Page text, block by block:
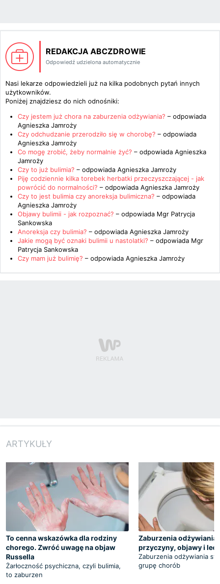
REDAKCJA ABCZDROWIE
Odpowiedź udzielona automatycznie
Nasi lekarze odpowiedzieli już na kilka podobnych pytań innych
użytkowników.
Poniżej znajdziesz do nich odnośniki:
Czy jestem już chora na zaburzenia odżywiania? – odpowiada
Agnieszka Jamroży
Czy odchudzanie przerodziło się w chorobę? – odpowiada
Agnieszka Jamroży
Co mogę zrobić, żeby normalnie żyć? – odpowiada Agnieszka
Jamroży
Czy to już bulimia? – odpowiada Agnieszka Jamroży
Piję codziennie kilka torebek herbatki przeczyszczającej - jak
powrócić do normalności? – odpowiada Agnieszka Jamroży
Czy to jest bulimia czy anoreksja bulimiczna? – odpowiada
Agnieszka Jamroży
Objawy bulimii - jak rozpoznać? – odpowiada Mgr Patrycja
Sankowska
Anoreksja czy bulimia? – odpowiada Agnieszka Jamroży
Jakie mogą być oznaki bulimii u nastolatki? – odpowiada Mgr
Patrycja Sankowska
Czy mam już bulimię? – odpowiada Agnieszka Jamroży
ARTYKUŁY
To cenna wskazówka dla rodziny
chorego. Zwróć uwagę na objaw
Russella
Żarłoczność psychiczna, czyli bulimia,
to zaburzen
Zaburzenia odżywiania
przyczyny, objawy i
Zaburzenia odżywiania
grupę chorób